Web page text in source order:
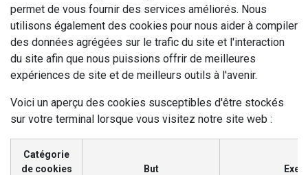
permet de vous fournir des services améliorés. Nous
utilisons également des cookies pour nous aider à compiler
des données agrégées sur le trafic du site et l'interaction
du site afin que nous puissions offrir de meilleures
expériences de site et de meilleurs outils à l'avenir.
Voici un aperçu des cookies susceptibles d'être stockés
sur votre terminal lorsque vous visitez notre site web :
Catégorie
de cookies
But